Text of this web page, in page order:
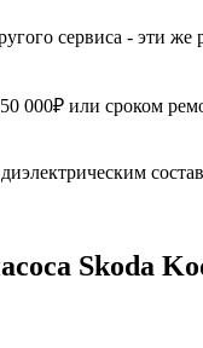
сервиса - эти же
000₽ или сроком
Skoda